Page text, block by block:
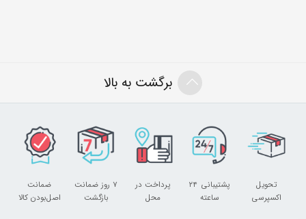
برگشت به بالا
تحویل
اکسپرسی
پشتیبانی ۲۴
ساعته
پرداخت در
محل
۷ روز ضمانت
بازگشت
ضمانت
اصل‌بودن کالا